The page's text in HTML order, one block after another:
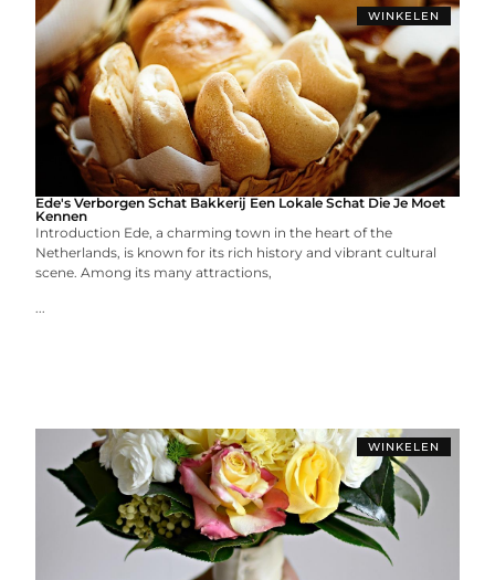
WINKELEN
Ede's Verborgen Schat Bakkerij Een Lokale Schat Die Je Moet
Kennen
Introduction Ede, a charming town in the heart of the
Netherlands, is known for its rich history and vibrant cultural
scene. Among its many attractions,
...
WINKELEN